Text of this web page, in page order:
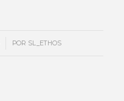
POR SL_ETHOS